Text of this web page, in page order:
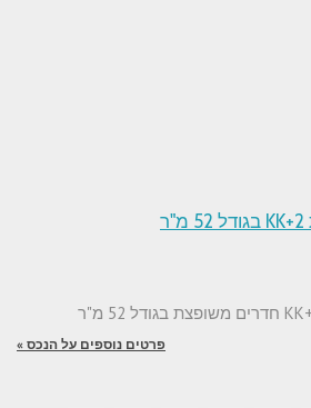
פרטים נוספים על הנכס »